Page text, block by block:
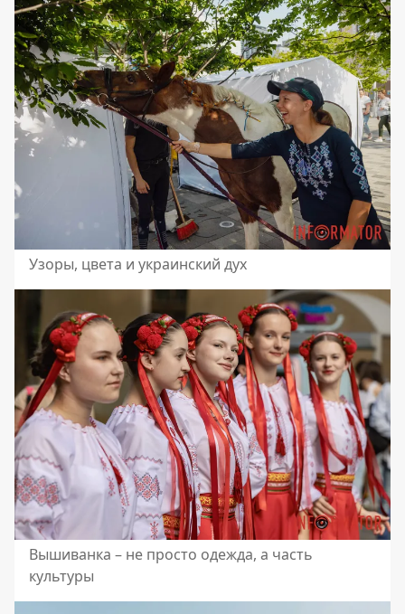
Узоры, цвета и украинский дух
Вышиванка – не просто одежда, а часть
культуры